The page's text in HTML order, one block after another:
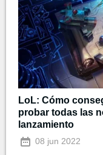
LoL: Cómo
probar todas las
lanzamiento
08 jun 2022